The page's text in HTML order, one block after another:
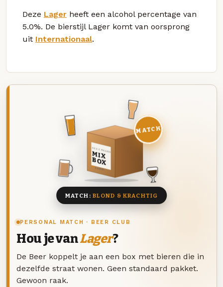
Deze Lager heeft een alcohol percentage van
5.0%. De bierstijl Lager komt van oorsprong
uit Internationaal.
PERSONAL MATCH · BEER CLUB
Hou je vanLager?
De Beer koppelt je aan een box met bieren die in
dezelfde straat wonen. Geen standaard pakket.
Gewoon raak.
DEZE MAAND
MIX
BOX
8 BIEREN
MATCH
MATCH: BLOND & KRACHTIG